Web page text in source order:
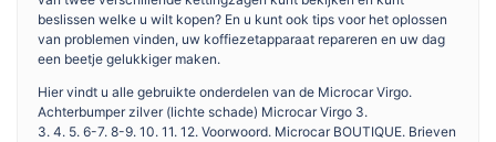
beslissen welke u wilt kopen? En u kunt ook tips voor het oplossen
van problemen vinden, uw koffiezetapparaat repareren en uw dag
een beetje gelukkiger maken.
Hier vindt u alle gebruikte onderdelen van de Microcar Virgo.
Achterbumper zilver (lichte schade) Microcar Virgo 3.
3. 4. 5. 6-7. 8-9. 10. 11. 12. Voorwoord. Microcar BOUTIQUE. Brieven